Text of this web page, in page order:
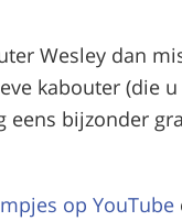
Wesley dan
kabouter (die
bijzonder
op YouTube